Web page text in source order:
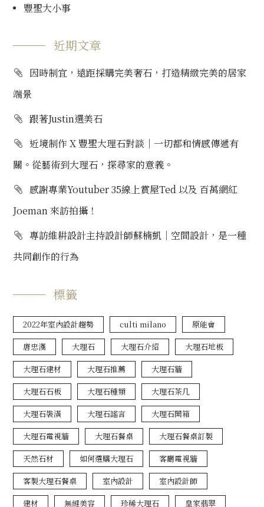
豐聖大小事
近期文章
因時制宜，遠距採購完美奢石，打造精緻完美的居家
端景
跟著Justin選美石
近境制作 X 豐聖大理石對談｜一切都和情感傳遞有
關。從藝術到大理石，探尋家的意義。
感謝專業Youtuber 35線上賞屋Ted 以及 百萬網紅
Joeman 來訪拍攝！
專訪維耕設計主持設計師蘇楠凱｜空間設計，是一種
共同創作的行為
標籤
2022年室內設計趨勢 culti milano
原能會
唐忠漢
大理石 大理石介紹
大理石地板
大理石建材
大理石推薦
大理石牆
大理石石板
大理石種類
大理石茶几
大理石裝潢
大理石謠言
大理石開箱
大理石電視牆
大理石餐桌
大理石餐桌訂製
天然石材
如何選購大理石
客廳電視牆
客製大理石餐桌
室內設計
室內設計師
建材
無縫美容 珍稀大理石
皇家翡翠